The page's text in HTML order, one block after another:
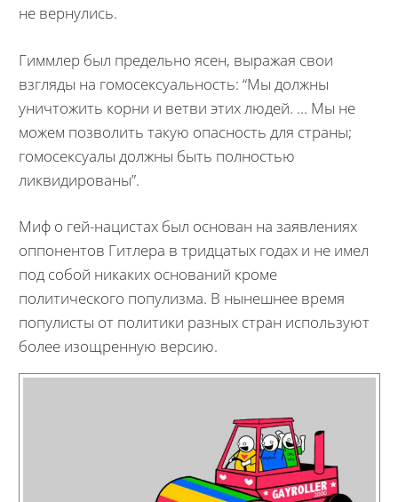
не вернулись.
Гиммлер был предельно ясен, выражая свои
взгляды на гомосексуальность: “Мы должны
уничтожить корни и ветви этих людей. ... Мы не
можем позволить такую опасность для страны;
гомосексуалы должны быть полностью
ликвидированы”.
Миф о гей-нацистах был основан на заявлениях
оппонентов Гитлера в тридцатых годах и не имел
под собой никаких оснований кроме
политического популизма. В нынешнее время
популисты от политики разных стран используют
более изощренную версию.